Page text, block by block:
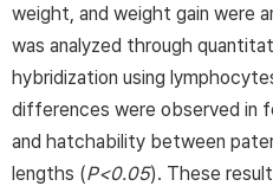
weight, and weight gain were
was analyzed through
hybridization using
differences were observed in
and hatchability between
lengths (P<0.05). These